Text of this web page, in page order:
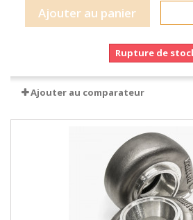
Ajouter au panier
Rupture de
Ajouter au comparateur